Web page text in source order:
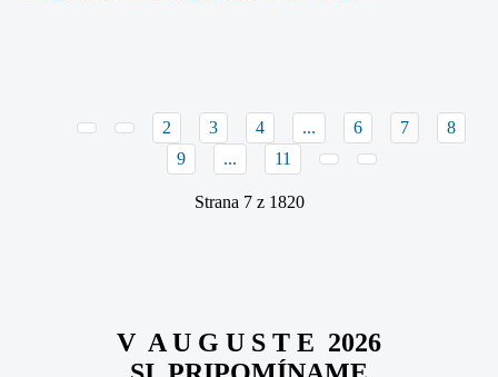
2 3 4 ... 6 7
8
9
... 11
Strana 7 z 1820
V A U G U S T E 2026